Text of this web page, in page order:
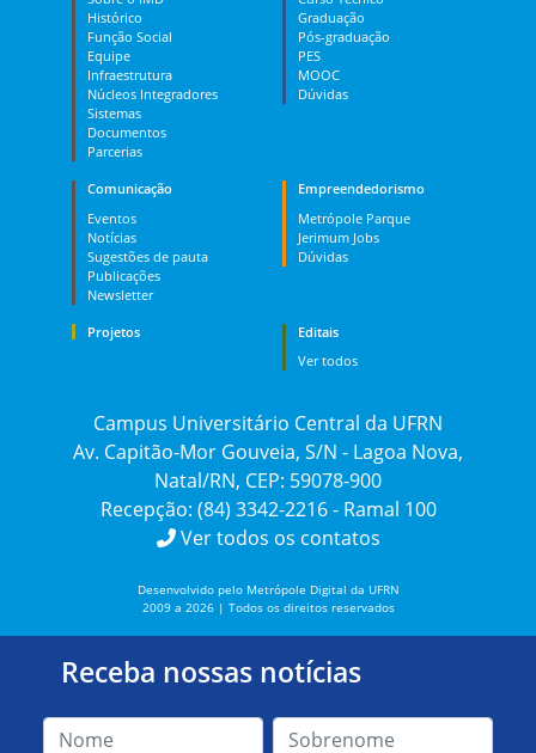
Histórico
Função Social
Equipe
Infraestrutura
Núcleos Integradores
Sistemas
Documentos
Parcerias
Graduação
Pós-graduação
PES
MOOC
Dúvidas
Comunicação
Eventos
Notícias
Sugestões de pauta
Publicações
Newsletter
Empreendedorismo
Metrópole Parque
Jerimum Jobs
Dúvidas
Projetos
Editais
Ver todos
Campus Universitário Central da UFRN
Av. Capitão-Mor Gouveia, S/N - Lagoa Nova,
Natal/RN, CEP: 59078-900
Recepção: (84) 3342-2216 - Ramal 100
Ver todos os contatos
Desenvolvido pelo Metrópole Digital da UFRN
2009 a 2026 | Todos os direitos reservados
Receba nossas notícias